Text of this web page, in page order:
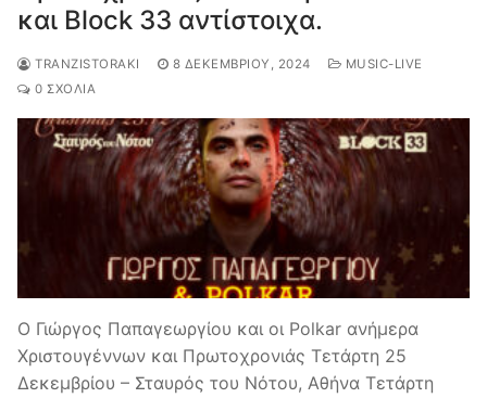
και Block 33 αντίστοιχα.
TRANZISTORAKI 8 ΔΕΚΕΜΒΡΊΟΥ, 2024
MUSIC-LIVE
0 ΣΧΌΛΙΑ
Ο Γιώργος Παπαγεωργίου και οι Polkar ανήμερα
Χριστουγέννων και Πρωτοχρονιάς Τετάρτη 25
Δεκεμβρίου – Σταυρός του Νότου, Αθήνα Τετάρτη